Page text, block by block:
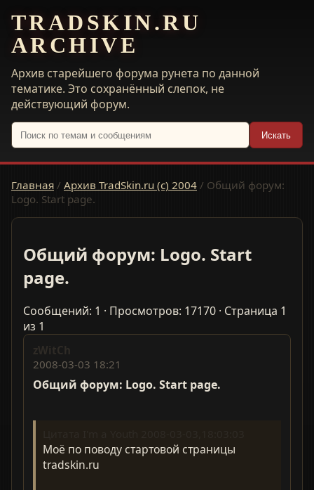
TRADSKIN.RU
ARCHIVE
Архив старейшего форума рунета по данной
тематике. Это сохранённый слепок, не
действующий форум.
Искать
Главная / Архив TradSkin.ru (с) 2004 / Общий форум:
Logo. Start page.
Общий форум: Logo. Start
page.
Сообщений: 1 · Просмотров: 17170 · Страница 1
из 1
zWitCh
2008-03-03 18:21
Общий форум: Logo. Start page.
Моё по поводу стартовой страницы
tradskin.ru